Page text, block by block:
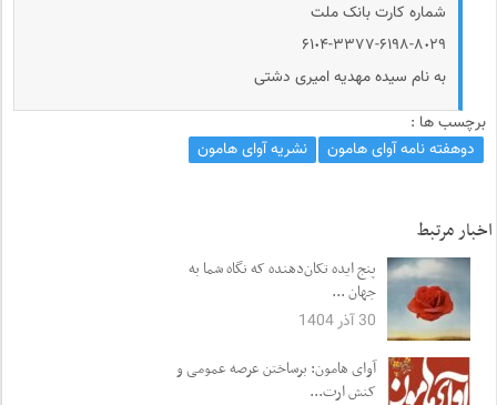
شماره کارت بانک ملت
۶۱٠۴-۳۳۷۷-۶۱۹۸-۸٠۲۹
به نام سیده مهدیه امیری دشتی
برچسب ها :
دوهفته نامه آوای هامون
نشریه آوای هامون
اخبار مرتبط
پنج ایده تکان‌دهنده که نگاه شما به
جهان ...
30 آذر 1404
آوای هامون: برساختن عرصه عمومی و
کنش ارت...